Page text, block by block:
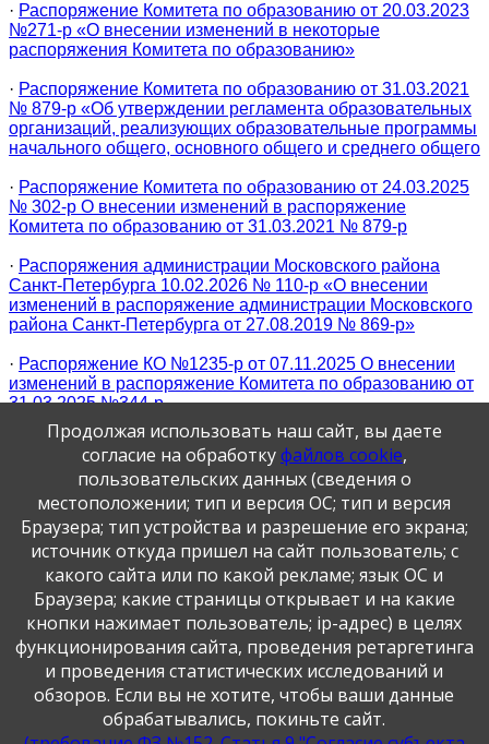
· Распоряжение Комитета по образованию от 20.03.2023
№271-р «О внесении изменений в некоторые
распоряжения Комитета по образованию»
· Распоряжение Комитета по образованию от 31.03.2021
№ 879-р «Об утверждении регламента образовательных
организаций, реализующих образовательные программы
начального общего, основного общего и среднего общего
· Распоряжение Комитета по образованию от 24.03.2025
№ 302-р О внесении изменений в распоряжение
Комитета по образованию от 31.03.2021 № 879-р
· Распоряжения администрации Московского района
Санкт-Петербурга 10.02.2026 № 110-р «О внесении
изменений в распоряжение администрации Московского
района Санкт-Петербурга от 27.08.2019 № 869-р»
· Распоряжение КО №1235-р от 07.11.2025 О внесении
изменений в распоряжение Комитета по образованию от
31.03.2025 №344-р
Распоряжение Комитета по образованию от 31.03.2025
Публикация персональных данных, в том числе
фотографий, производится в соответствии с
Федеральным законом от 27.07.2006 г. № 152-ФЗ " О
персональных данных", с согласия субъекта персональных
данных".
Продолжая использовать наш сайт, вы даете
согласие на обработкуфайлов cookie,
пользовательских данных (сведения о
местоположении; тип и версия ОС; тип и версия
Браузера; тип устройства и разрешение его экрана;
источник откуда пришел на сайт пользователь; с
какого сайта или по какой рекламе; язык ОС и
Браузера; какие страницы открывает и на какие
кнопки нажимает пользователь; ip-адрес) в целях
функционирования сайта, проведения ретаргетинга
и проведения статистических исследований и
обзоров. Если вы не хотите, чтобы ваши данные
обрабатывались, покиньте сайт.